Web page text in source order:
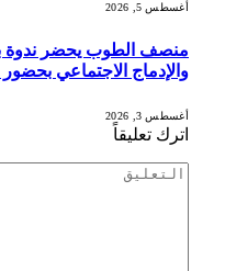
أغسطس 5, 2026
منصف الطوب يحضر ندوة
والإدماج الاجتماعي
أغسطس 3, 2026
اترك تعليقاً